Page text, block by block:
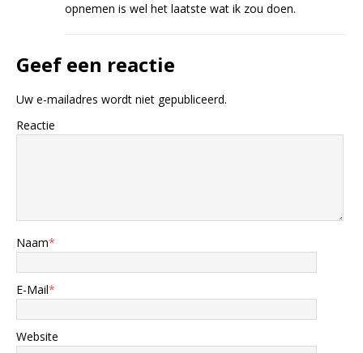
opnemen is wel het laatste wat ik zou doen.
Geef een reactie
Uw e-mailadres wordt niet gepubliceerd.
Reactie
Naam*
E-Mail*
Website